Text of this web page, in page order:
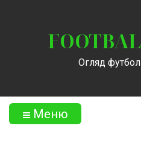
Огляд
Меню